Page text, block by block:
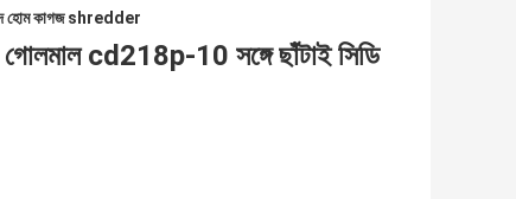
হোম কাগজ shredder
cd218p-10 সঙ্গে ছাঁটাই সিডি